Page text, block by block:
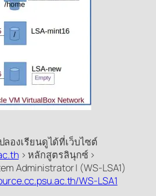
องเรียนดูได้ที่เว็บไซต์
> หลักสูตรลินุกซ์ >
Administrator I (WS-LSA1)
WS-LSA1